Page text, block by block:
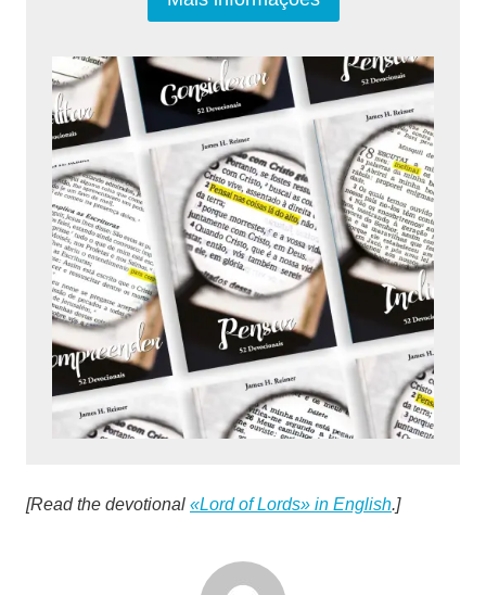
[Read the devotional «Lord of Lords» in English.]